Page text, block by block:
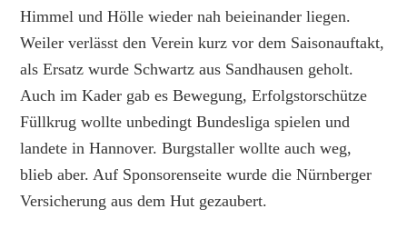
Himmel und Hölle wieder nah beieinander liegen.
Weiler verlässt den Verein kurz vor dem Saisonauftakt,
als Ersatz wurde Schwartz aus Sandhausen geholt.
Auch im Kader gab es Bewegung, Erfolgstorschütze
Füllkrug wollte unbedingt Bundesliga spielen und
landete in Hannover. Burgstaller wollte auch weg,
blieb aber. Auf Sponsorenseite wurde die Nürnberger
Versicherung aus dem Hut gezaubert.